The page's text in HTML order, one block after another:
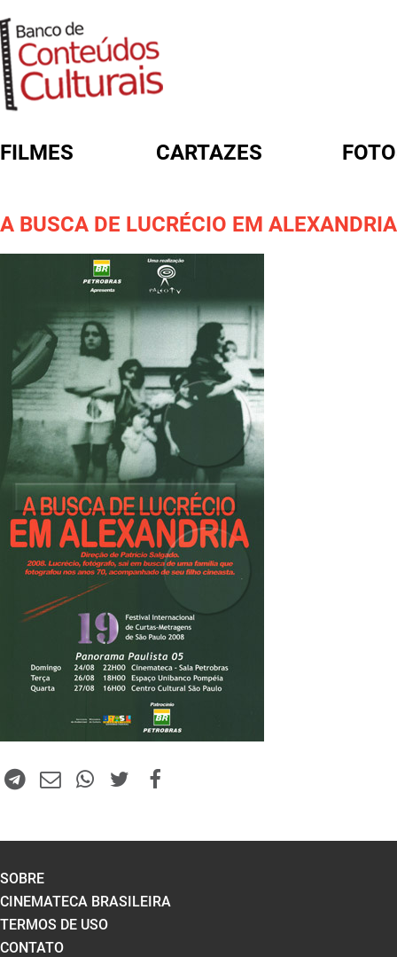
FILMES CARTAZES
A BUSCA DE LUCRÉCIO EM ALEXANDRIA
FORMULÁRIO DE BUSCA
SOBRE
CINEMATECA BRASILEIRA
TERMOS DE USO
CONTATO